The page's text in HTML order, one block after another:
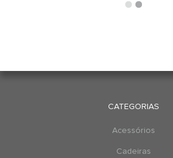
CATEGORIAS
Acessórios
Cadeiras